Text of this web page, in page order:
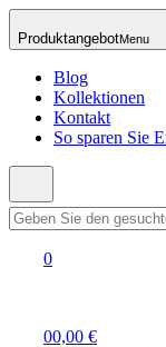
ProduktangebotMenu
Blog
Kollektionen
Kontakt
So sparen Sie
0
00,00 €